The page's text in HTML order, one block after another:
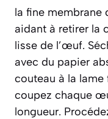
la fine membrane
aidant à retirer la
lisse de l’œuf.
avec du papier
couteau à la
coupez chaque
longueur.